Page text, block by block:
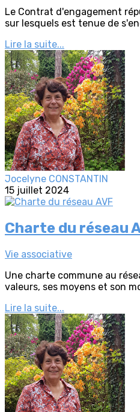
Le Contrat d'engagement
sur lesquels est tenue de
Lire la suite...
Jocelyne CONSTANTIN
15 juillet 2024
Charte du réseau
Vie associative
Une charte commune au
valeurs, ses moyens et son
Lire la suite...